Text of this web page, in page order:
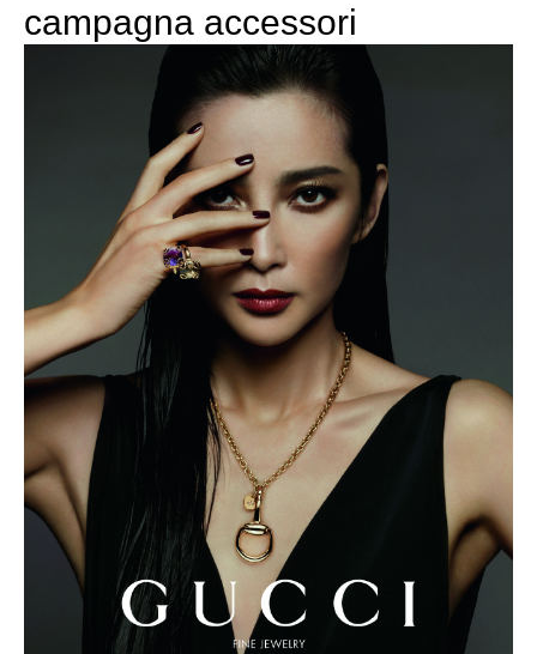
campagna accessori